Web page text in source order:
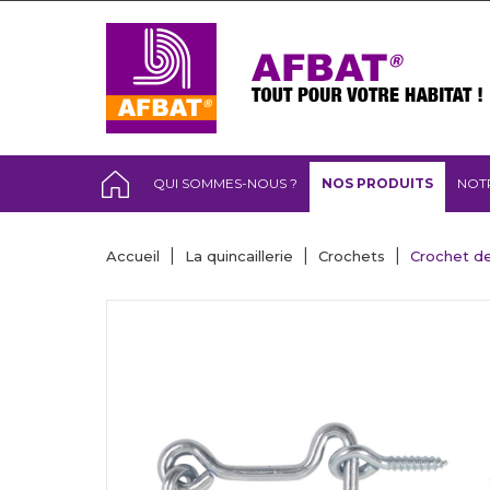
QUI SOMMES-NOUS ? NOS PRODUITS
Accueil La quincaillerie Crochets Crochet